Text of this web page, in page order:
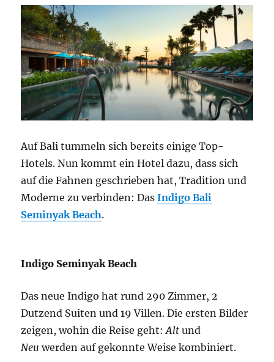
Alila
Ubud
–
Bali
Auf Bali tummeln sich bereits einige Top-
Hotels. Nun kommt ein Hotel dazu, dass sich
auf die Fahnen geschrieben hat, Tradition und
Moderne zu verbinden: DasIndigo Bali
Seminyak Beach.
Indigo Seminyak Beach
Das neue Indigo hat rund 290 Zimmer, 2
Dutzend Suiten und 19 Villen. Die ersten Bilder
zeigen, wohin die Reise geht:Alt und
Neu werden auf gekonnte Weise kombiniert.